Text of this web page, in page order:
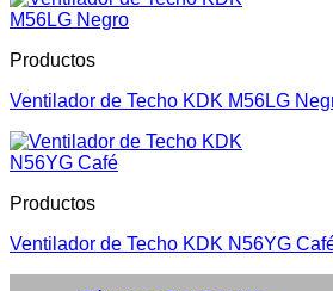
Productos
Ventilador de Techo KDK M56LG
Productos
Ventilador de Techo KDK N56YG